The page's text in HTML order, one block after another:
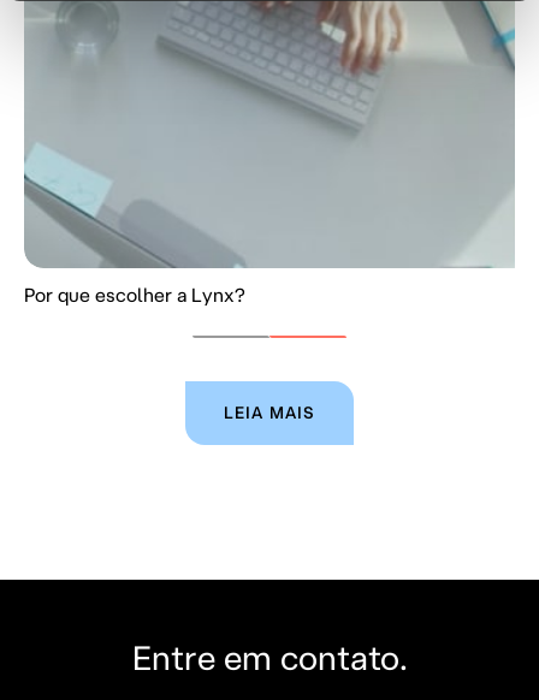
LEIA MAIS
Por que escolher a Lynx?
Entre em contato.